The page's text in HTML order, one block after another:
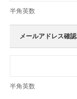
半角英数
メールアドレス確認
半角英数